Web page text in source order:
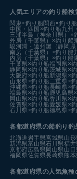
人気エリアの釣り船検
関東×釣り船関西×釣り船
中国・四国×釣り船 九州
三浦半島（神奈川県）×
外房（千葉県）×釣り船
駿河湾・遠州灘（静岡
南房（千葉県）×釣り船
内房（千葉県）×釣り船
千葉県×釣り船福岡県×
静岡県×釣り船茨城県×
大阪府×釣り船 新潟県×
山形県×釣り船 三重県×
沖縄県×釣り船長崎県×
福島県×釣り船 鹿児島県
岡山県×釣り船香川県×
佐賀県×釣り船愛媛県×
石川県×釣り船徳島県×
各都道府県の船釣り釣
北海道岩手県宮城県山
新潟県富山県石川県福井
京都府広島県岡山県山
福岡県佐賀県長崎県熊
各都道府県の人気魚種